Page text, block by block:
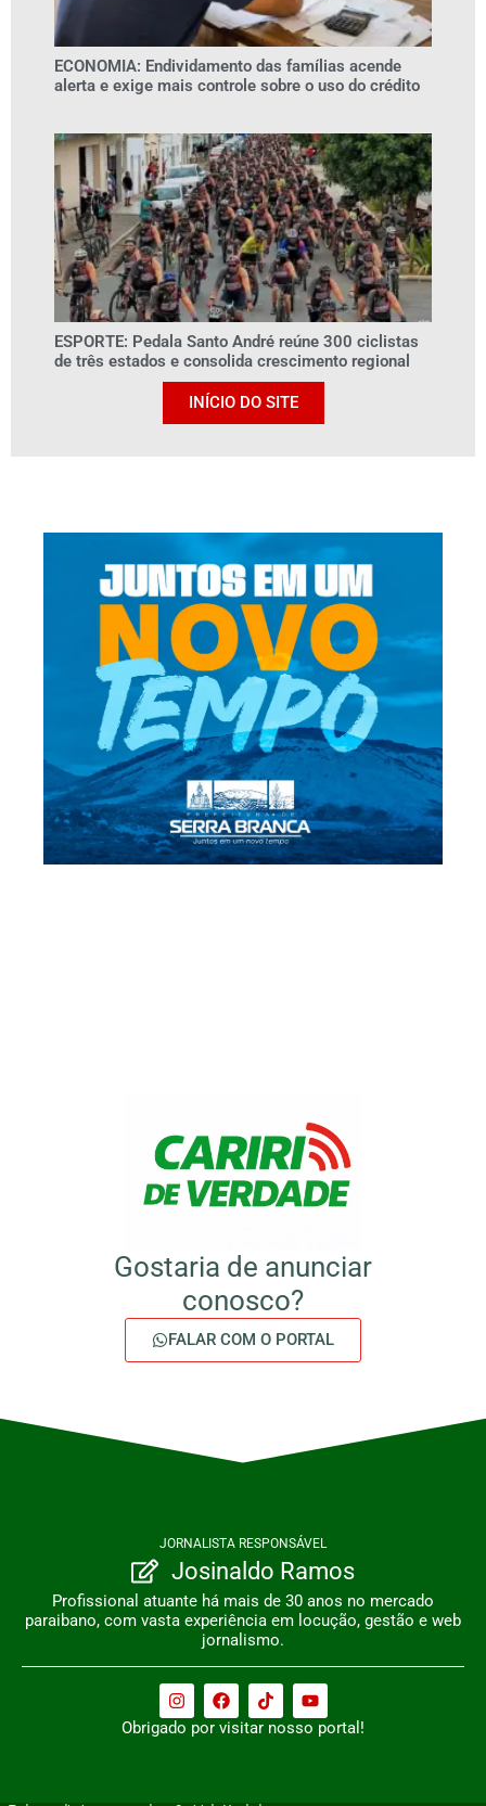
ECONOMIA: Endividamento das famílias acende
alerta e exige mais controle sobre o uso do crédito
ESPORTE: Pedala Santo André reúne 300 ciclistas
de três estados e consolida crescimento regional
INÍCIO DO SITE
Gostaria de anunciar
conosco?
FALAR COM O PORTAL
JORNALISTA RESPONSÁVEL
Josinaldo Ramos
Profissional atuante há mais de 30 anos no mercado
paraibano, com vasta experiência em locução, gestão e web
jornalismo.
Obrigado por visitar nosso portal!